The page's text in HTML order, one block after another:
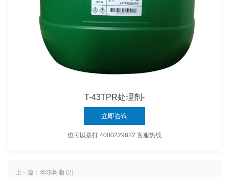
T-43TPR处理剂-
立即咨询
也可以拨打 4000229822 客服热线
上一篇：华尔树脂 (2)